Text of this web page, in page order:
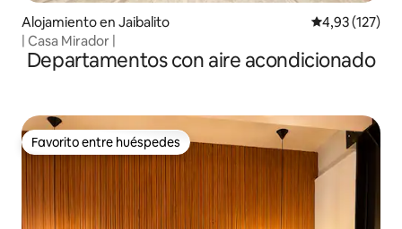
Alojamiento en Jaibalito Calificación
4,93 (127)
| Casa Mirador |
Departamentos con aire acondicionado
Favorito entre huéspedes
Favorito entre huéspedes